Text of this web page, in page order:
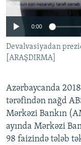
İZ - MƏDƏNIYYƏT
AZADLIQRADIOSU
BIZIMLƏ ƏLAQƏ
RFE/RL-in bütün
0:00
Devalvasiyadan
[ARAŞDIRMA]
Azərbaycanda
tərəfindən nağd
Mərkəzi Bankın
ayında Mərkəzi
98 faizində tələb